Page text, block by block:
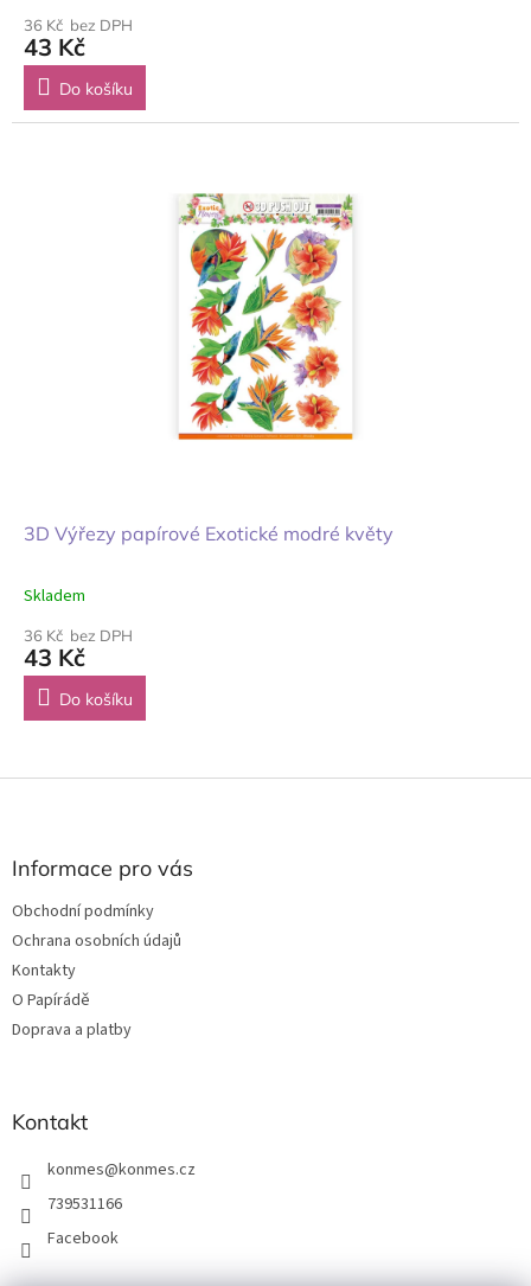
36 Kč bez DPH
43 Kč
Do košíku
3D Výřezy papírové Exotické modré květy
Skladem
36 Kč bez DPH
43 Kč
Do košíku
Z
Informace pro vás
Obchodní podmínky
Ochrana osobních údajů
Kontakty
O Papírádě
Doprava a platby
Kontakt
konmes@konmes.cz
739531166
Facebook